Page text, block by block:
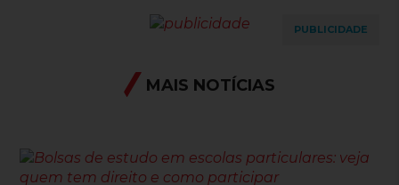
PUBLICIDADE
MAIS NOTÍCIAS